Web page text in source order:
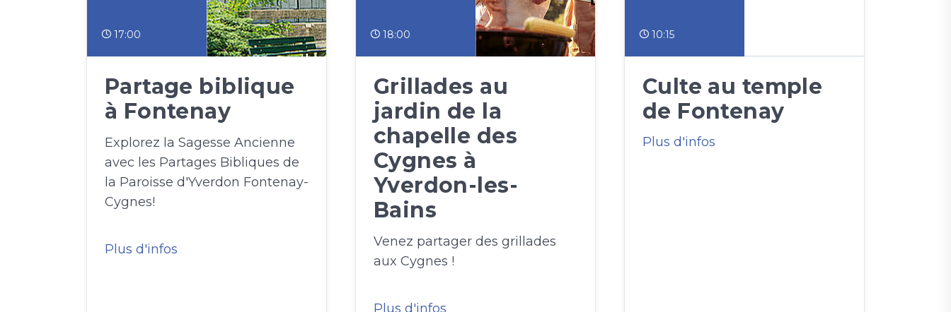
17:00
Partage biblique
à Fontenay
Explorez la Sagesse Ancienne
avec les Partages Bibliques de
la Paroisse d'Yverdon Fontenay-
Cygnes!
Plus d'infos
18:00
Grillades au
jardin de la
chapelle des
Cygnes à
Yverdon-les-
Bains
Venez partager des grillades
aux Cygnes !
Plus d'infos
10:15
Culte au temple
de Fontenay
Plus d'infos